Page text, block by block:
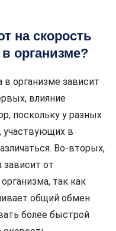
на скорость
организме?
в организме зависит
влияние
поскольку у разных
участвующих в
Во-вторых,
зависит от
так как
общий обмен
более быстрой